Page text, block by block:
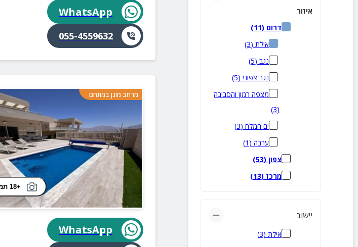
איזור
דרום (
11
)
אילת (
3
)
נגב (
5
)
נגב צפוני (
5
)
מצפה רמון והסביבה
(
3
)
ים המלח (
3
)
ערבה (
1
)
צפון (
53
)
מרכז (
13
)
יישוב
אילת (
3
)
WhatsApp
055-4559632
מרחב מוגן במתחם
+18 תמונות
WhatsApp